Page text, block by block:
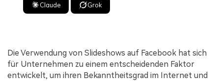
Claude Grok
Die Verwendung von Slideshows auf Facebook hat sich
für Unternehmen zu einem entscheidenden Faktor
entwickelt, um ihren Bekanntheitsgrad im Internet und